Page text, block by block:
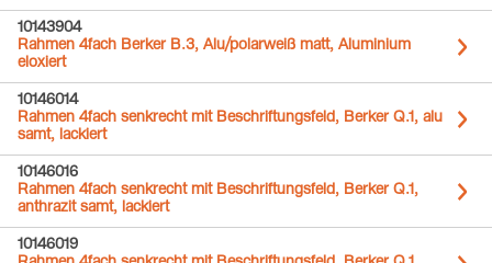
10143904
Rahmen 4fach Berker B.3, Alu/polarweiß matt, Aluminium
eloxiert
10146014
Rahmen 4fach senkrecht mit Beschriftungsfeld, Berker Q.1, alu
samt, lackiert
10146016
Rahmen 4fach senkrecht mit Beschriftungsfeld, Berker Q.1,
anthrazit samt, lackiert
10146019